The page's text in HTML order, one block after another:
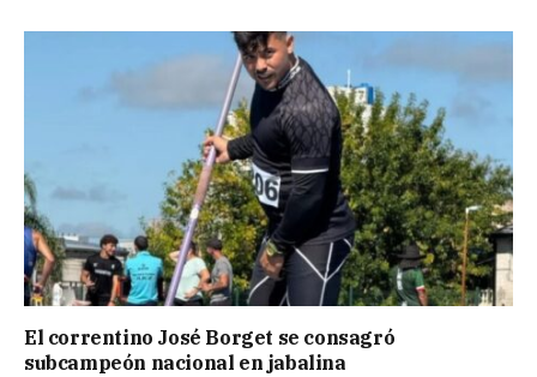
El correntino José Borget se consagró
subcampeón nacional en jabalina